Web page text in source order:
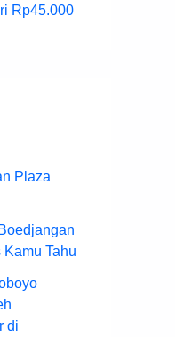
Rp45.000
Plaza
Tahu
di